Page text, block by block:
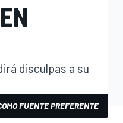
disculpas a su
FUENTE PREFERENTE